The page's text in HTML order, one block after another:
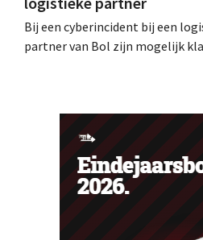
Bij een cyberincident bij een
partner van Bol zijn mogelijk